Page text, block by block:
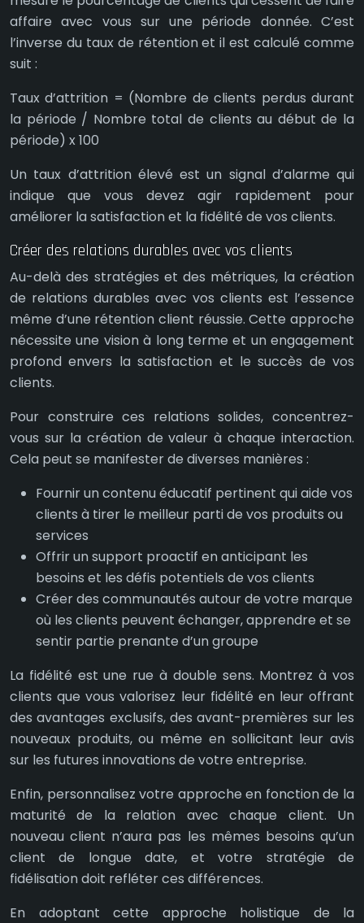
affaire avec vous sur une période donnée. C’est
l’inverse du taux de rétention et il est calculé comme
suit :
Taux d’attrition = (Nombre de clients perdus durant
la période / Nombre total de clients au début de la
période) x 100
Un taux d’attrition élevé est un signal d’alarme qui
indique que vous devez agir rapidement pour
améliorer la satisfaction et la fidélité de vos clients.
Créer des relations durables avec vos clients
Au-delà des stratégies et des métriques, la création
de relations durables avec vos clients est l’essence
même d’une rétention client réussie. Cette approche
nécessite une vision à long terme et un engagement
profond envers la satisfaction et le succès de vos
clients.
Pour construire ces relations solides, concentrez-
vous sur la création de valeur à chaque interaction.
Cela peut se manifester de diverses manières :
Fournir un contenu éducatif pertinent qui aide vos
clients à tirer le meilleur parti de vos produits ou
services
Offrir un support proactif en anticipant les
besoins et les défis potentiels de vos clients
Créer des communautés autour de votre marque
où les clients peuvent échanger, apprendre et se
sentir partie prenante d’un groupe
La fidélité est une rue à double sens. Montrez à vos
clients que vous valorisez leur fidélité en leur offrant
des avantages exclusifs, des avant-premières sur les
nouveaux produits, ou même en sollicitant leur avis
sur les futures innovations de votre entreprise.
Enfin, personnalisez votre approche en fonction de la
maturité de la relation avec chaque client. Un
nouveau client n’aura pas les mêmes besoins qu’un
client de longue date, et votre stratégie de
fidélisation doit refléter ces différences.
En adoptant cette approche holistique de la